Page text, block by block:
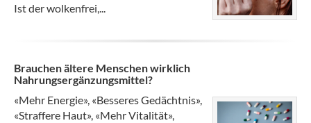
Ist der wolkenfrei,...
Brauchen ältere Menschen wirklich
Nahrungsergänzungsmittel?
«Mehr Energie», «Besseres Gedächtnis»,
«Straffere Haut», «Mehr Vitalität»,